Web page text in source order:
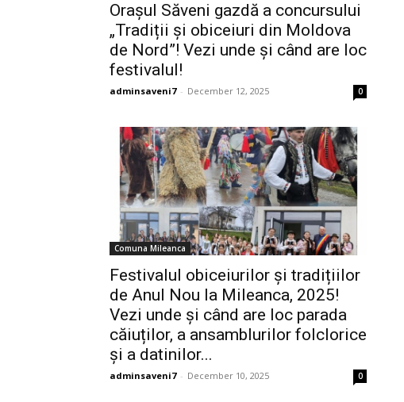
Orașul Săveni gazdă a concursului
„Tradiții și obiceiuri din Moldova
de Nord”! Vezi unde și când are loc
festivalul!
adminsaveni7 - December 12, 2025 0
Comuna Mileanca
Festivalul obiceiurilor și tradițiilor
de Anul Nou la Mileanca, 2025!
Vezi unde și când are loc parada
căiuților, a ansamblurilor folclorice
și a datinilor...
adminsaveni7 - December 10, 2025 0